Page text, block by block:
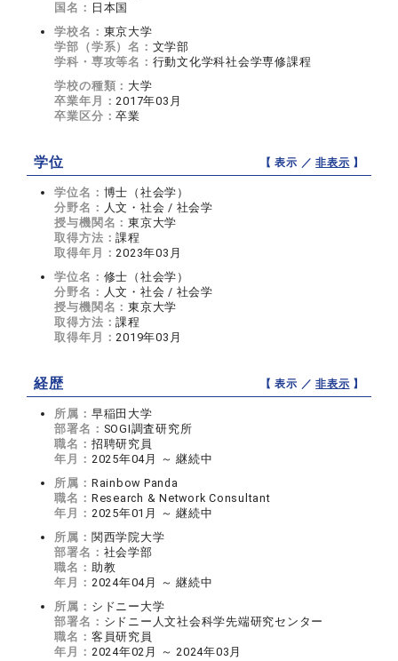
国名： 日本国
学校名： 東京大学
学部（学系）名： 文学部
学科・専攻等名： 行動文化学科社会学専修課程
学校の種類： 大学
卒業年月：2017年03月
卒業区分：卒業
学位 【 表示 ／非表示 】
学位名： 博士（社会学）
分野名： 人文・社会 / 社会学
授与機関名：東京大学
取得方法：課程
取得年月：2023年03月
学位名： 修士（社会学）
分野名： 人文・社会 / 社会学
授与機関名：東京大学
取得方法：課程
取得年月：2019年03月
経歴 【 表示 ／非表示 】
所属： 早稲田大学
部署名： SOGI調査研究所
職名： 招聘研究員
年月： 2025年04月 ～ 継続中
所属： Rainbow Panda
職名： Research & Network Consultant
年月： 2025年01月 ～ 継続中
所属： 関西学院大学
部署名： 社会学部
職名： 助教
年月： 2024年04月 ～ 継続中
所属： シドニー大学
部署名： シドニー人文社会科学先端研究センター
職名： 客員研究員
年月： 2024年02月 ～ 2024年03月